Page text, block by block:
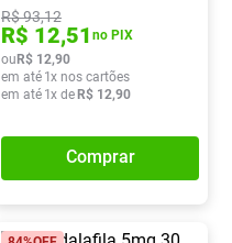
R$93,12
R$ 12,51 no PIX
ouR$ 12,90
em até 1x nos cartões
em até 1x deR$ 12,90
Comprar